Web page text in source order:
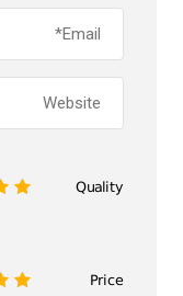
Quality
5
Price
5